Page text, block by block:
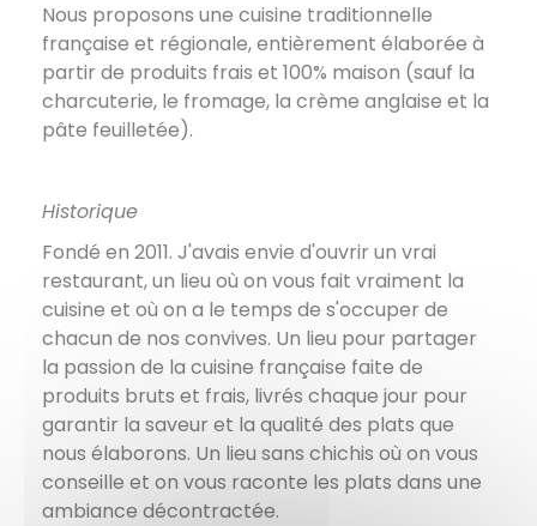
Nous proposons une cuisine traditionnelle
française et régionale, entièrement élaborée à
partir de produits frais et 100% maison (sauf la
charcuterie, le fromage, la crème anglaise et la
pâte feuilletée).
Historique
Fondé en 2011. J'avais envie d'ouvrir un vrai
restaurant, un lieu où on vous fait vraiment la
cuisine et où on a le temps de s'occuper de
chacun de nos convives. Un lieu pour partager
la passion de la cuisine française faite de
produits bruts et frais, livrés chaque jour pour
garantir la saveur et la qualité des plats que
nous élaborons. Un lieu sans chichis où on vous
conseille et on vous raconte les plats dans une
ambiance décontractée.